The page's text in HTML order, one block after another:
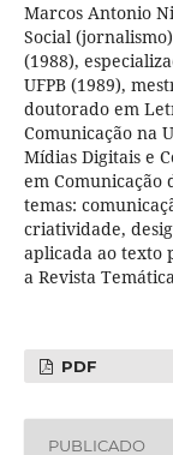
Marcos Antonio
Social
(1988),
UFPB (1989),
doutorado em
Comunicação na
Mídias Digitais e
em Comunicação
temas:
criatividade,
aplicada ao texto
a Revista
PDF
PUBLICADO